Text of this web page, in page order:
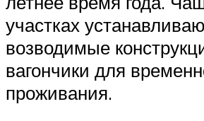
участках
возводимые
вагончики для
проживания.